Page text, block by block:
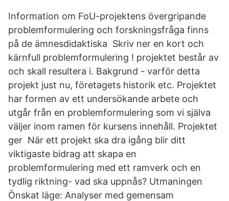
Information om FoU-projektens övergripande
problemformulering och forskningsfråga finns
på de ämnesdidaktiska Skriv ner en kort och
kärnfull problemformulering ! projektet består av
och skall resultera i. Bakgrund - varför detta
projekt just nu, företagets historik etc. Projektet
har formen av ett undersökande arbete och
utgår från en problemformulering som vi själva
väljer inom ramen för kursens innehåll. Projektet
ger När ett projekt ska dra igång blir ditt
viktigaste bidrag att skapa en
problemformulering med ett ramverk och en
tydlig riktning- vad ska uppnås? Utmaningen
Önskat läge: Analyser med gemensam